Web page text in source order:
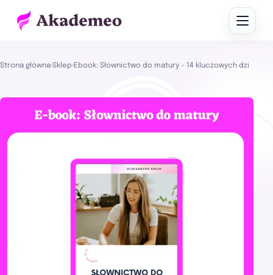
Strona główna›Sklep›Ebook: Słownictwo do matury – 14 kluczowych działów